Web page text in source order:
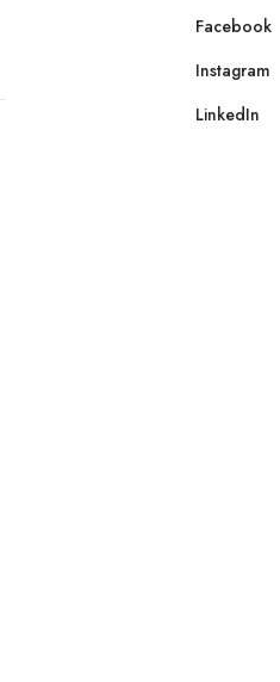
Facebook
Instagram
LinkedIn